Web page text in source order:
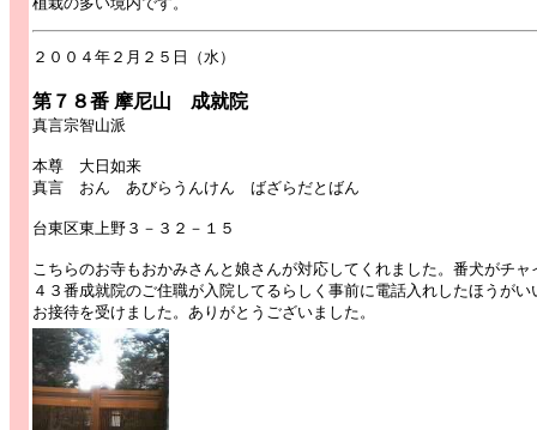
２００４年２月２５日（水）
第７８番 摩尼山 成就院
真言宗智山派
本尊 大日如来
真言 おん あびらうんけん ばざらだとばん
台東区東上野３－３２－１５
こちらのお寺もおかみさんと娘さんが対応してくれました。番犬がチ
４３番成就院のご住職が入院してるらしく事前に電話入れしたほうが
お接待を受けました。ありがとうございました。